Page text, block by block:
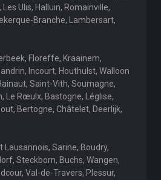
Ulis, Halluin, Romainville,
Branche, Lambersart,
Floreffe, Kraainem,
Incourt, Houthulst, Walloon
Saint-Vith, Soumagne,
Le Rœulx, Bastogne, Léglise,
Bertogne, Châtelet, Deerlijk,
Lausannois, Sarine, Boudry,
Steckborn, Buchs, Wangen,
Val-de-Travers, Plessur,